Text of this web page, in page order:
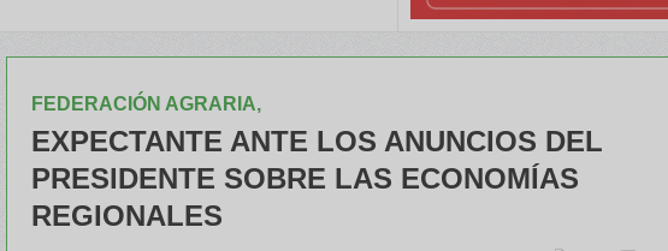
FEDERACIÓN AGRARIA,
EXPECTANTE ANTE LOS ANUNCIOS DEL
PRESIDENTE SOBRE LAS ECONOMÍAS
REGIONALES